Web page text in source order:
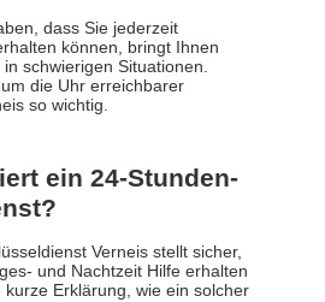
dass Sie jederzeit
können, bringt Ihnen
schwierigen Situationen.
die Uhr erreichbarer
so wichtig.
ein 24-Stunden-
Verneis stellt sicher,
und Nachtzeit Hilfe erhalten
Erklärung, wie ein solcher